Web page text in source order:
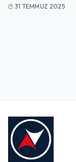
31 TEMMUZ 2025
Şifre